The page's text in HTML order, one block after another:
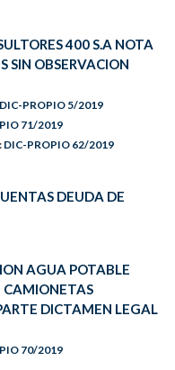
400 S.A NOTA
SIN OBSERVACION
DIC-PROPIO 5/2019
71/2019
DIC-PROPIO 62/2019
DEUDA DE
AGUA POTABLE
DICTAMEN LEGAL
70/2019